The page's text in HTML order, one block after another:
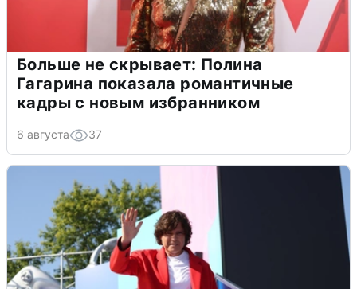
Больше не скрывает: Полина
Гагарина показала романтичные
кадры с новым избранником
6 августа 37